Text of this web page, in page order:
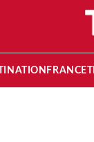
FRANCE